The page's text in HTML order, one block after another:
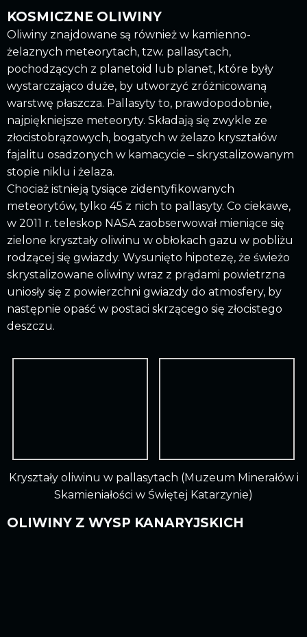
KOSMICZNE OLIWINY
Oliwiny znajdowane są również w kamienno-
żelaznych meteorytach, tzw. pallasytach,
pochodzących z planetoid lub planet, które były
wystarczająco duże, by utworzyć zróżnicowaną
warstwę płaszcza. Pallasyty to, prawdopodobnie,
najpiękniejsze meteoryty. Składają się zwykle ze
złocistobrązowych, bogatych w żelazo kryształów
fajalitu osadzonych w kamacycie – skrystalizowanym
stopie niklu i żelaza.
Chociaż istnieją tysiące zidentyfikowanych
meteorytów, tylko 45 z nich to pallasyty. Co ciekawe,
w 2011 r. teleskop NASA zaobserwował mieniące się
zielone kryształy oliwinu w obłokach gazu w pobliżu
rodzącej się gwiazdy. Wysunięto hipotezę, że świeżo
skrystalizowane oliwiny wraz z prądami powietrzna
uniosły się z powierzchni gwiazdy do atmosfery, by
następnie opaść w postaci skrzącego się złocistego
deszczu.
Kryształy oliwinu w pallasytach (Muzeum Minerałów i
Skamieniałości w Świętej Katarzynie)
OLIWINY Z WYSP KANARYJSKICH